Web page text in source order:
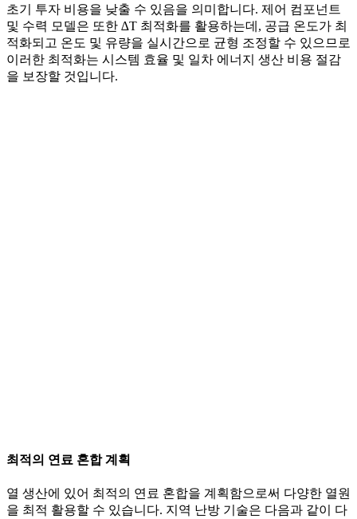
초기 투자 비용을 낮출 수 있음을 의미합니다. 제어 컴포넌트
및 수력 모델은 또한 ∆T 최적화를 활용하는데, 공급 온도가 최
적화되고 온도 및 유량을 실시간으로 균형 조정할 수 있으므로
이러한 최적화는 시스템 효율 및 일차 에너지 생산 비용 절감
을 보장할 것입니다.
최적의 연료 혼합 계획
열 생산에 있어 최적의 연료 혼합을 계획함으로써 다양한 열원
을 최적 활용할 수 있습니다. 지역 난방 기술은 다음과 같이 다